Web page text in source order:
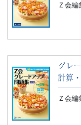
Ｚ会編
グレ
計算
Ｚ会編